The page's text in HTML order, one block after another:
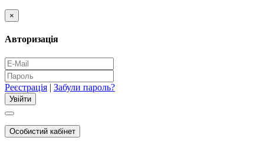
×
Авторизація
Реєстрація | Забули пароль?
Особистий кабінет